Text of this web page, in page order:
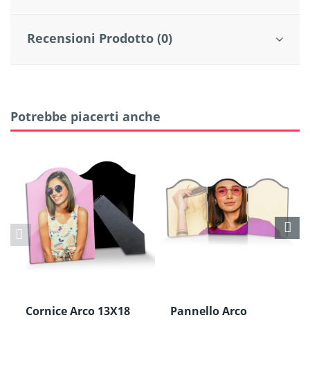
Recensioni Prodotto (0)
Potrebbe piacerti anche
Cornice Arco 13X18
Pannello Arco